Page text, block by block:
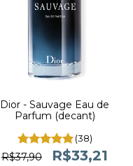
Dior - Sauvage Eau de
Parfum (decant)
(38)
R$37,90 R$33,21